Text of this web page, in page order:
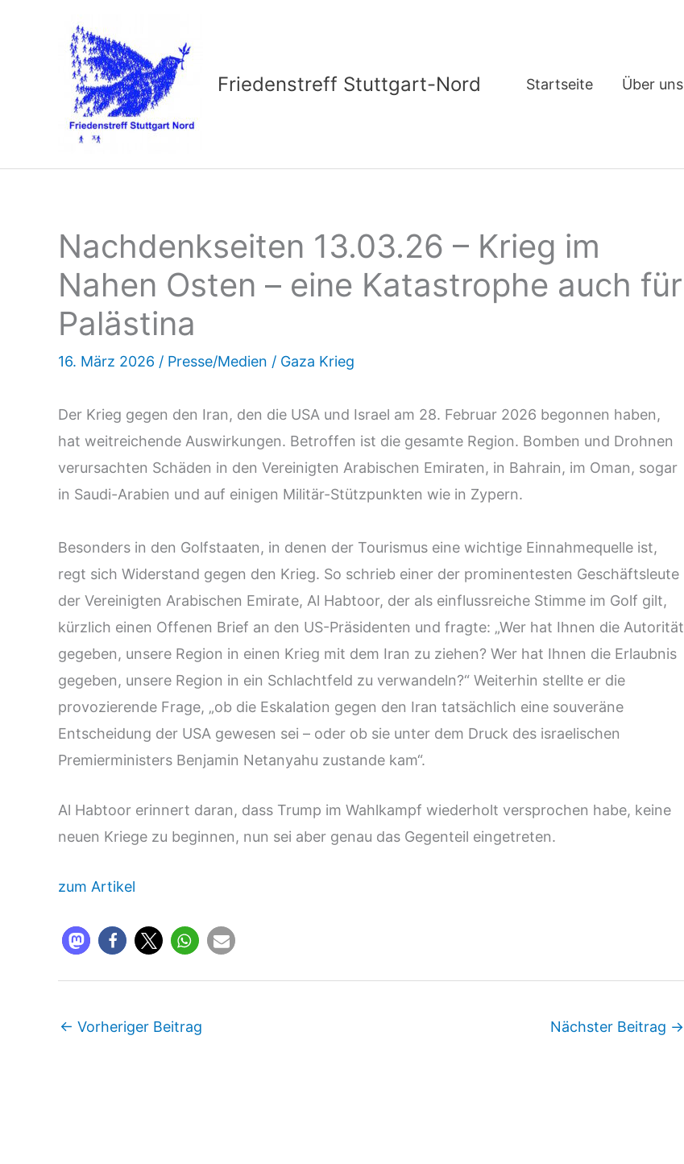
Friedenstreff Stuttgart-Nord Startseite Über uns
Nachdenkseiten 13.03.26 – Krieg im
Nahen Osten – eine Katastrophe auch für
Palästina
16. März 2026 / Presse/Medien / Gaza Krieg
Der Krieg gegen den Iran, den die USA und Israel am 28. Februar 2026 begonnen haben,
hat weitreichende Auswirkungen. Betroffen ist die gesamte Region. Bomben und Drohnen
verursachten Schäden in den Vereinigten Arabischen Emiraten, in Bahrain, im Oman, sogar
in Saudi-Arabien und auf einigen Militär-Stützpunkten wie in Zypern.
Besonders in den Golfstaaten, in denen der Tourismus eine wichtige Einnahmequelle ist,
regt sich Widerstand gegen den Krieg. So schrieb einer der prominentesten Geschäftsleute
der Vereinigten Arabischen Emirate, Al Habtoor, der als einflussreiche Stimme im Golf gilt,
kürzlich einen Offenen Brief an den US-Präsidenten und fragte: „Wer hat Ihnen die Autorität
gegeben, unsere Region in einen Krieg mit dem Iran zu ziehen? Wer hat Ihnen die Erlaubnis
gegeben, unsere Region in ein Schlachtfeld zu verwandeln?“ Weiterhin stellte er die
provozierende Frage, „ob die Eskalation gegen den Iran tatsächlich eine souveräne
Entscheidung der USA gewesen sei – oder ob sie unter dem Druck des israelischen
Premierministers Benjamin Netanyahu zustande kam“.
Al Habtoor erinnert daran, dass Trump im Wahlkampf wiederholt versprochen habe, keine
neuen Kriege zu beginnen, nun sei aber genau das Gegenteil eingetreten.
zum Artikel
← Vorheriger Beitrag Nächster Beitrag →